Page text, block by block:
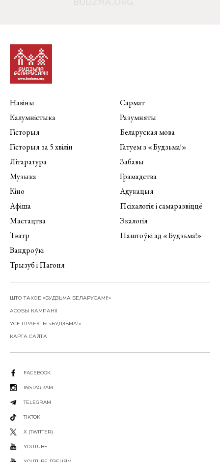
Навіны
Калумністыка
Гісторыя
Гісторыя за 5 хвілін
Літаратура
Музыка
Кіно
Афіша
Мастацтва
Тэатр
Вандроўкі
Трызуб і Пагоня
Сармат
Разумняты
Беларуская мова
Гатуем з «Будзьма!»
Забавы
Грамадства
Адукацыя
Псіхалогія і самаразвіццё
Экалогія
Паштоўкі ад «Будзьма!»
ШТО ТАКОЕ «БУДЗЬМА БЕЛАРУСАМІ!»
АСОБЫ КАМПАНІІ
УСЕ ПРАЕКТЫ «БУДЗЬМА!»
КАРТА САЙТА
FACEBOOK
INSTAGRAM
TELEGRAM
TIKTOK
X (TWITTER)
YOUTUBE